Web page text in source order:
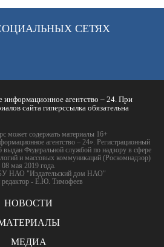
СЕТЯХ
агентство – 24. При
сайта гиперссылка обязательна
может содержать материалы 16+
агентство – 24». Регистрационный
Федеральной службой по надзору в сфере
и массовых коммуникаций (Роскомнадзор)
08 мая 2019 года.
НАО "Издательский дом НАО"
редактор - Е.Ю. Тимофеев
НОВОСТИ
МЕДИА